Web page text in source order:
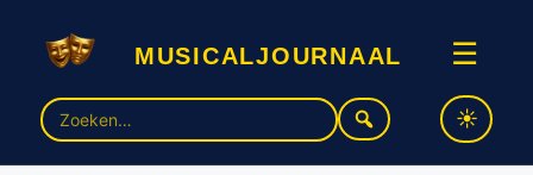
musicaljournaal ☰
Zoek
naar: